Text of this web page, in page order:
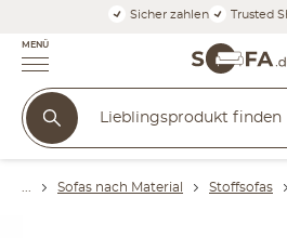
Sicher zahlen Trusted
MENÜ
Sofas nach Material Stoffsofas